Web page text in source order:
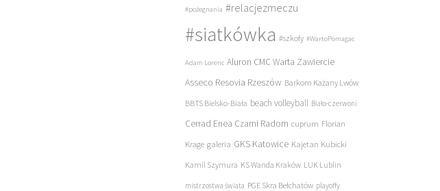
#pożegnania #relacjezmeczu
#siatkówka #szkoły #WartoPomagac
Adam Lorenc Aluron CMC Warta Zawiercie
Asseco Resovia Rzeszów Barkom Każany Lwów
BBTS Bielsko-Biała beach volleyball Biało-czerwoni
Cerrad Enea Czarni Radom cuprum Florian
Krage galeria GKS Katowice Kajetan Kubicki
Kamil Szymura KS Wanda Kraków LUK Lublin
mistrzostwa świata PGE Skra Bełchatów playoffy